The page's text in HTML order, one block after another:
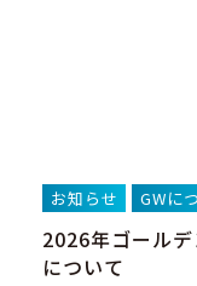
お知らせ
GWに
2026年ゴール
について